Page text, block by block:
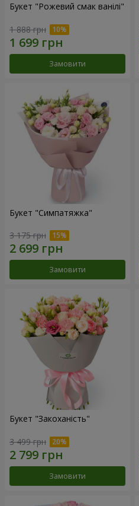
Букет "Рожевий смак ванілі"
1 888 грн
Замовити
Букет "Симпатяжка"
3 175 грн
Замовити
Букет "Закоханість"
3 499 грн
Замовити